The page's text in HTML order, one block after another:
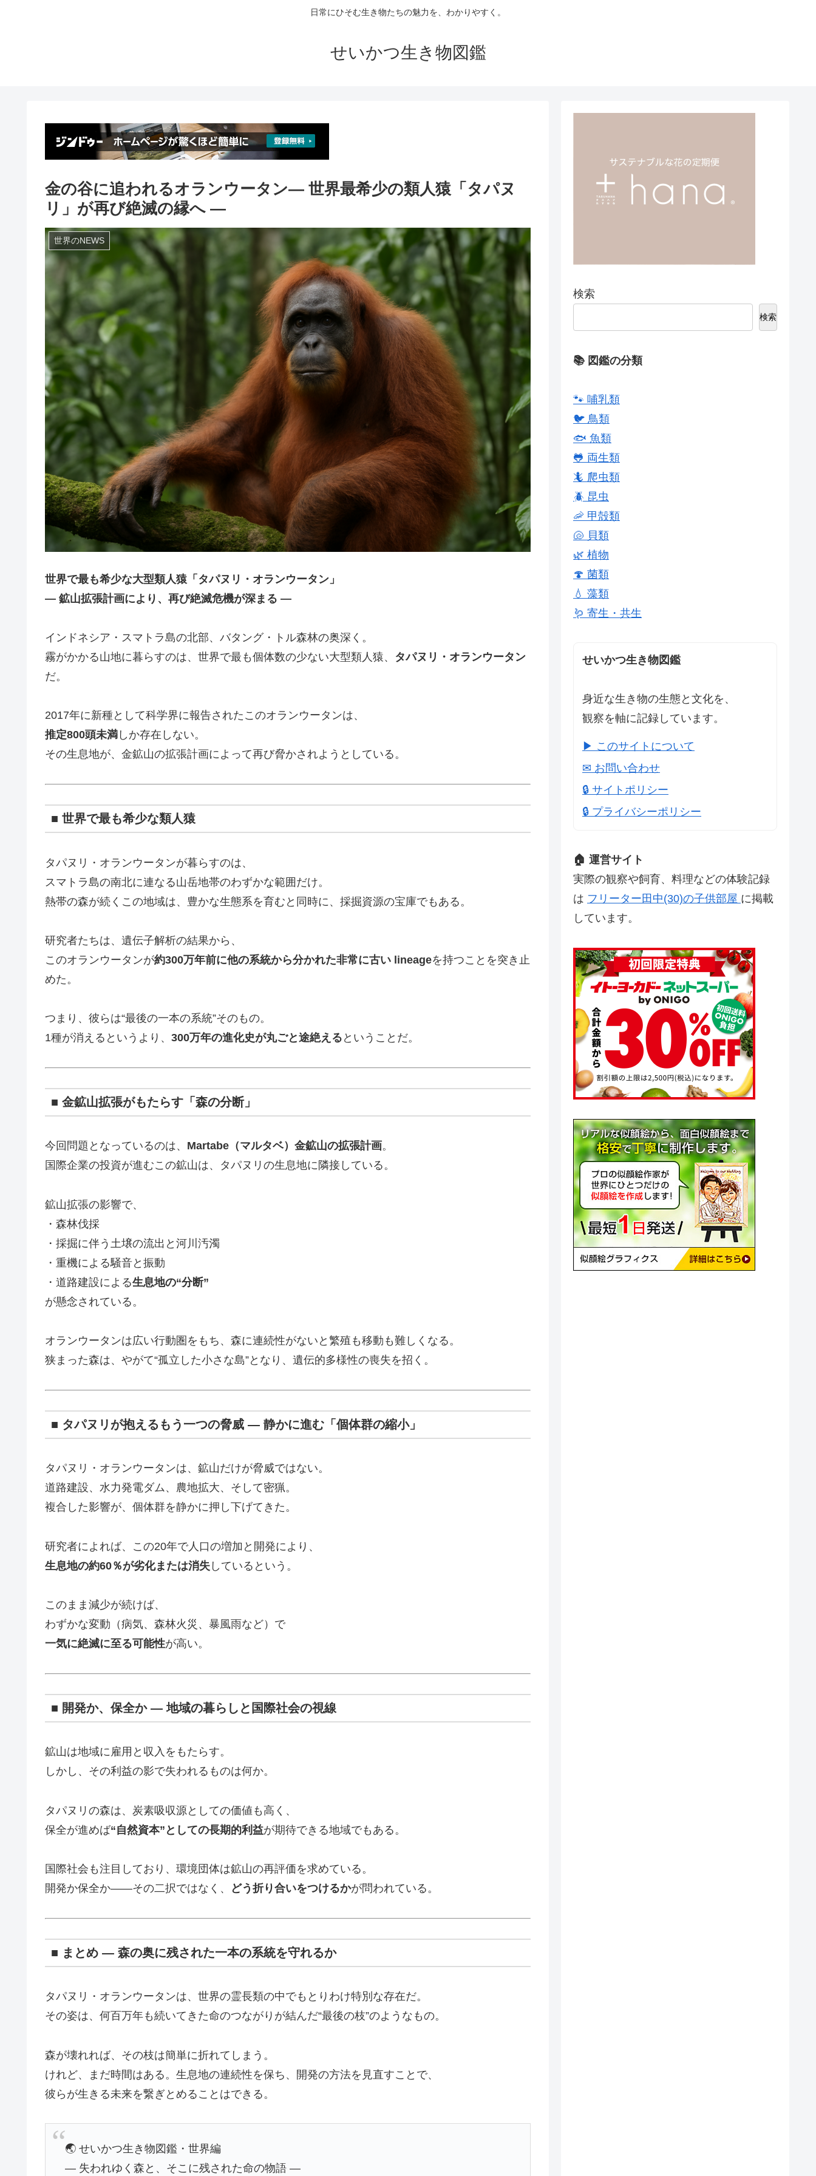
日常にひそむ生き物たちの魅力を、わかりやすく。
せいかつ生き物図鑑
金の谷に追われるオランウータン― 世界最希少の類人猿「タパヌ
リ」が再び絶滅の縁へ ―
世界のNEWS
世界で最も希少な大型類人猿「タパヌリ・オランウータン」
― 鉱山拡張計画により、再び絶滅危機が深まる ―
インドネシア・スマトラ島の北部、バタング・トル森林の奥深く。
霧がかかる山地に暮らすのは、世界で最も個体数の少ない大型類人猿、 タパヌリ・オランウータン
だ。
2017年に新種として科学界に報告されたこのオランウータンは、
推定800頭未満 しか存在しない。
その生息地が、金鉱山の拡張計画によって再び脅かされようとしている。
■ 世界で最も希少な類人猿
タパヌリ・オランウータンが暮らすのは、
スマトラ島の南北に連なる山岳地帯のわずかな範囲だけ。
熱帯の森が続くこの地域は、豊かな生態系を育むと同時に、採掘資源の宝庫でもある。
研究者たちは、遺伝子解析の結果から、
このオランウータンが約300万年前に他の系統から分かれた非常に古い lineageを持つことを突き止
めた。
つまり、彼らは“最後の一本の系統”そのもの。
1種が消えるというより、 300万年の進化史が丸ごと途絶える ということだ。
■ 金鉱山拡張がもたらす「森の分断」
今回問題となっているのは、 Martabe（マルタベ）金鉱山の拡張計画。
国際企業の投資が進むこの鉱山は、タパヌリの生息地に隣接している。
鉱山拡張の影響で、
・森林伐採
・採掘に伴う土壌の流出と河川汚濁
・重機による騒音と振動
・道路建設による生息地の“分断”
が懸念されている。
オランウータンは広い行動圏をもち、森に連続性がないと繁殖も移動も難しくなる。
狭まった森は、やがて“孤立した小さな島”となり、遺伝的多様性の喪失を招く。
■ タパヌリが抱えるもう一つの脅威 ― 静かに進む「個体群の縮小」
タパヌリ・オランウータンは、鉱山だけが脅威ではない。
道路建設、水力発電ダム、農地拡大、そして密猟。
複合した影響が、個体群を静かに押し下げてきた。
研究者によれば、この20年で人口の増加と開発により、
生息地の約60％が劣化または消失 しているという。
このまま減少が続けば、
わずかな変動（病気、森林火災、暴風雨など）で
一気に絶滅に至る可能性が高い。
■ 開発か、保全か ― 地域の暮らしと国際社会の視線
鉱山は地域に雇用と収入をもたらす。
しかし、その利益の影で失われるものは何か。
タパヌリの森は、炭素吸収源としての価値も高く、
保全が進めば“自然資本”としての長期的利益が期待できる地域でもある。
国際社会も注目しており、環境団体は鉱山の再評価を求めている。
開発か保全か――その二択ではなく、
どう折り合いをつけるかが問われている。
■ まとめ ― 森の奥に残された一本の系統を守れるか
タパヌリ・オランウータンは、世界の霊長類の中でもとりわけ特別な存在だ。
その姿は、何百万年も続いてきた命のつながりが結んだ“最後の枝”のようなもの。
森が壊れれば、その枝は簡単に折れてしまう。
けれど、まだ時間はある。生息地の連続性を保ち、開発の方法を見直すことで、
彼らが生きる未来を繋ぎとめることはできる。
🌏 せいかつ生き物図鑑・世界編
― 失われゆく森と、そこに残された命の物語 ―
検索
検索
📚 図鑑の分類
🐾 哺乳類
🐦 鳥類
🐟 魚類
🐸 両生類
🦎 爬虫類
🪲 昆虫
🦐 甲殻類
🐚 貝類
🌿 植物
🍄 菌類
💧 藻類
🪱 寄生・共生
せいかつ生き物図鑑
身近な生き物の生態と文化を、
観察を軸に記録しています。
▶ このサイトについて
✉ お問い合わせ
🔒 サイトポリシー
🔒 プライバシーポリシー
🏠 運営サイト
実際の観察や飼育、料理などの体験記録
は フリーター田中(30)の子供部屋 に掲載
しています。